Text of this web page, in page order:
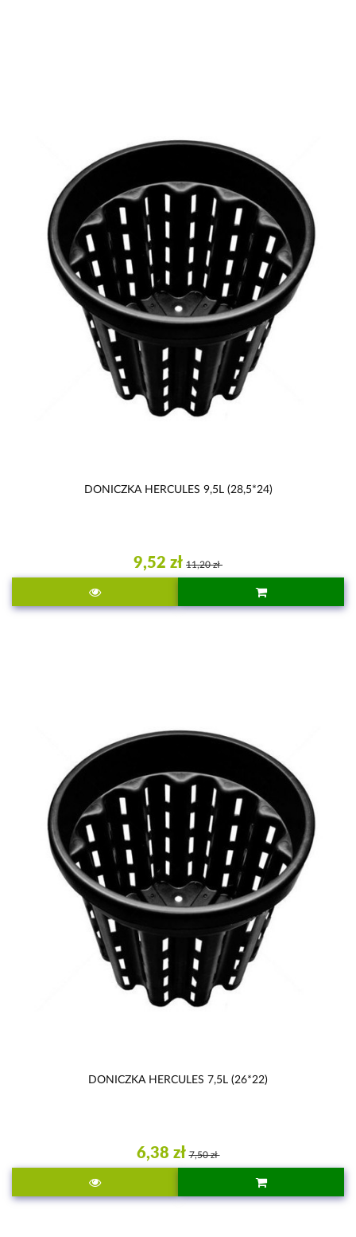
DONICZKA HERCULES 9,5L (28,5*24)
9,52 zł 11,20 zł
DONICZKA HERCULES 7,5L (26*22)
6,38 zł 7,50 zł